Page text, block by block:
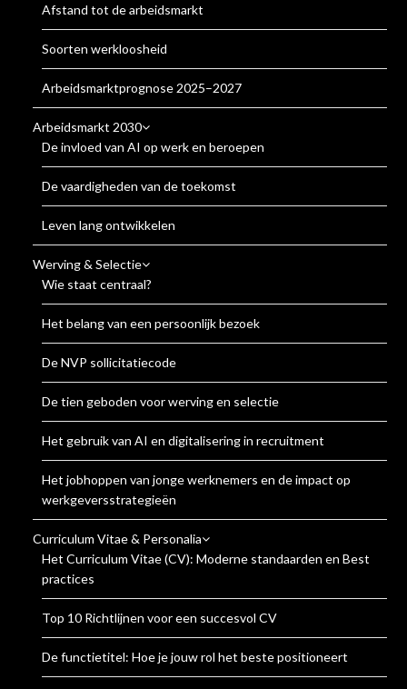
Afstand tot de arbeidsmarkt
Soorten werkloosheid
Arbeidsmarktprognose 2025–2027
Arbeidsmarkt 2030
De invloed van AI op werk en beroepen
De vaardigheden van de toekomst
Leven lang ontwikkelen
Werving & Selectie
Wie staat centraal?
Het belang van een persoonlijk bezoek
De NVP sollicitatiecode
De tien geboden voor werving en selectie
Het gebruik van AI en digitalisering in recruitment
Het jobhoppen van jonge werknemers en de impact op
werkgeversstrategieën
Curriculum Vitae & Personalia
Het Curriculum Vitae (CV): Moderne standaarden en Best
practices
Top 10 Richtlijnen voor een succesvol CV
De functietitel: Hoe je jouw rol het beste positioneert